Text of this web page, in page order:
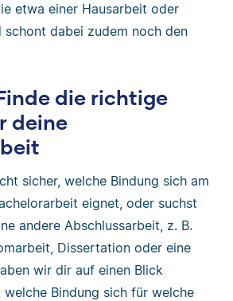
etwa einer Hausarbeit oder
schont dabei zudem noch den
die richtige
deine
sicher, welche Bindung sich am
eignet, oder suchst
andere Abschlussarbeit, z. B.
Dissertation oder eine
wir dir auf einen Blick
welche Bindung sich für welche